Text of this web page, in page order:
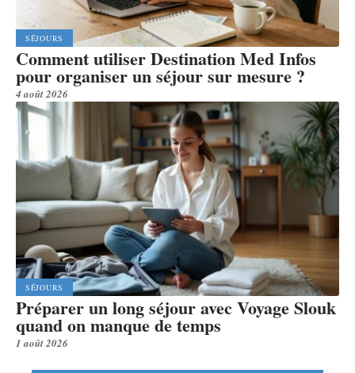
SÉJOURS
Comment utiliser Destination Med Infos
pour organiser un séjour sur mesure ?
4 août 2026
SÉJOURS
Préparer un long séjour avec Voyage Slouk
quand on manque de temps
1 août 2026